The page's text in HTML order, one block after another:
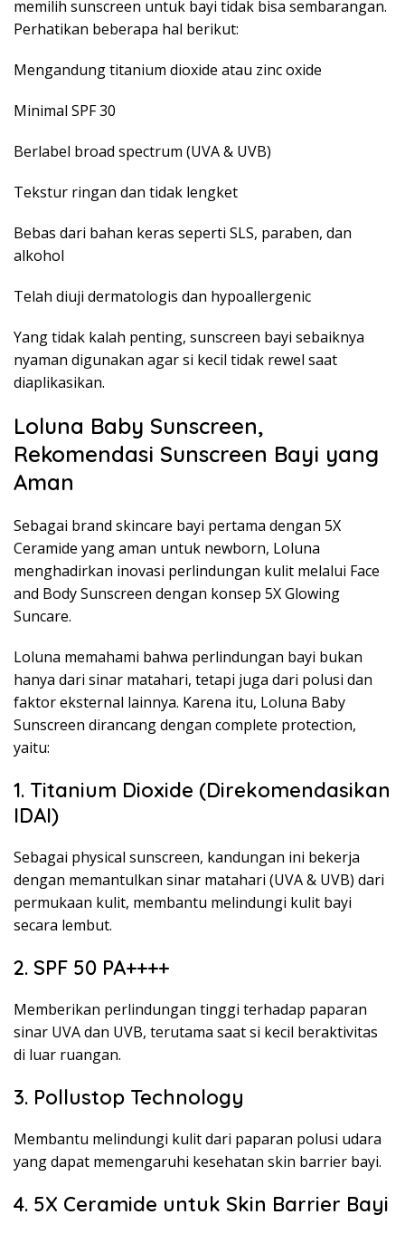
memilih sunscreen untuk bayi tidak bisa sembarangan.
Perhatikan beberapa hal berikut:
Mengandung titanium dioxide atau zinc oxide
Minimal SPF 30
Berlabel broad spectrum (UVA & UVB)
Tekstur ringan dan tidak lengket
Bebas dari bahan keras seperti SLS, paraben, dan
alkohol
Telah diuji dermatologis dan hypoallergenic
Yang tidak kalah penting, sunscreen bayi sebaiknya
nyaman digunakan agar si kecil tidak rewel saat
diaplikasikan.
Loluna Baby Sunscreen,
Rekomendasi Sunscreen Bayi yang
Aman
Sebagai brand skincare bayi pertama dengan 5X
Ceramide yang aman untuk newborn, Loluna
menghadirkan inovasi perlindungan kulit melalui Face
and Body Sunscreen dengan konsep 5X Glowing
Suncare.
Loluna memahami bahwa perlindungan bayi bukan
hanya dari sinar matahari, tetapi juga dari polusi dan
faktor eksternal lainnya. Karena itu, Loluna Baby
Sunscreen dirancang dengan complete protection,
yaitu:
1. Titanium Dioxide (Direkomendasikan
IDAI)
Sebagai physical sunscreen, kandungan ini bekerja
dengan memantulkan sinar matahari (UVA & UVB) dari
permukaan kulit, membantu melindungi kulit bayi
secara lembut.
2. SPF 50 PA++++
Memberikan perlindungan tinggi terhadap paparan
sinar UVA dan UVB, terutama saat si kecil beraktivitas
di luar ruangan.
3. Pollustop Technology
Membantu melindungi kulit dari paparan polusi udara
yang dapat memengaruhi kesehatan skin barrier bayi.
4. 5X Ceramide untuk Skin Barrier Bayi